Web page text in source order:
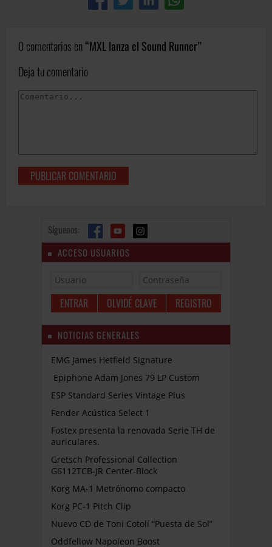
0 comentarios en MXL lanza el Sound Runner
Deja tu comentario
Síguenos:
ACCESO USUARIOS
OLVIDÉ CLAVE REGISTRO
NOTICIAS GENERALES
EMG James Hetfield Signature
Epiphone Adam Jones 79 LP Custom
ESP Standard Series Vintage Plus
Fender Acústica Select 1
Fostex presenta la renovada Serie TH de
auriculares.
Gretsch Professional Collection
G6112TCB-JR Center-Block
Korg MA-1 Metrónomo compacto
Korg PC-1 Pitch Clip
Nuevo CD de Toni Cotolí “Puesta de Sol”
Oddfellow Napoleon Boost